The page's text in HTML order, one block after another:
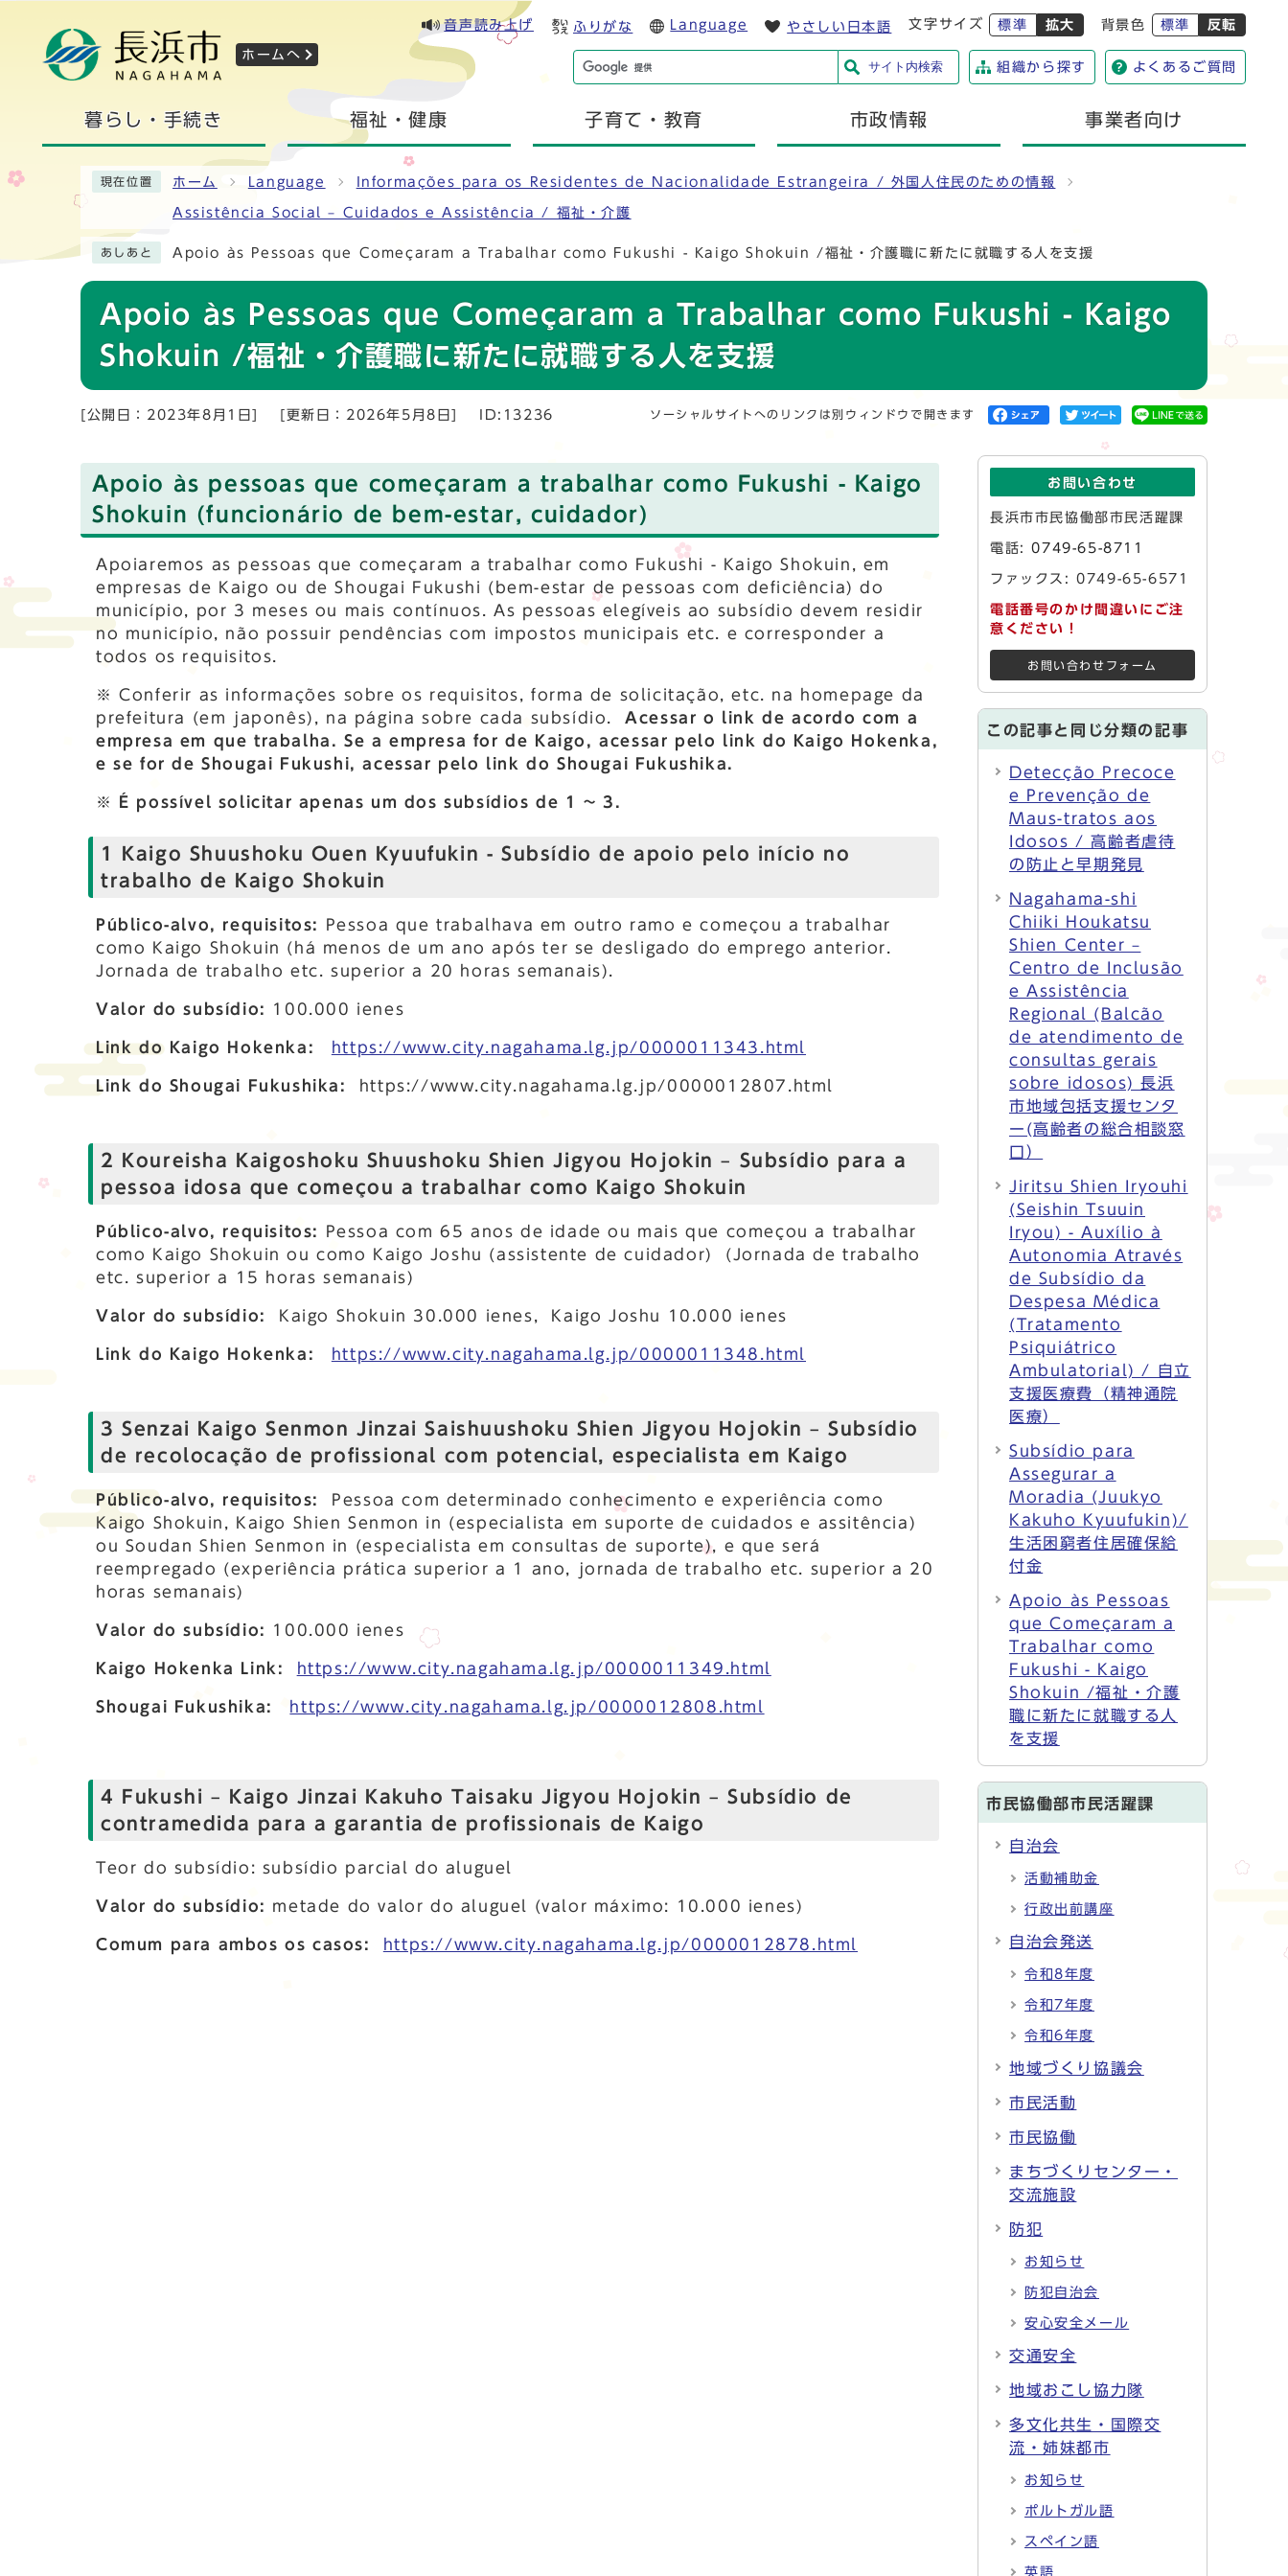
ホームへ
音声読み上げ ふりがな Language やさしい日本語 文字サイズ 標準 拡大 背景色 標準 反転
サイト内検索 組織から探す よくあるご質問
暮らし・手続き 福祉・健康 子育て・教育 市政情報 事業者向け
現在位置 ホーム Language Informações para os Residentes de Nacionalidade Estrangeira / 外国人住民のための情報
Assistência Social – Cuidados e Assistência / 福祉・介護
あしあと Apoio às Pessoas que Começaram a Trabalhar como Fukushi - Kaigo Shokuin /福祉・介護職に新たに就職する人を支援
Apoio às Pessoas que Começaram a Trabalhar como Fukushi - Kaigo
Shokuin /福祉・介護職に新たに就職する人を支援
[公開日：2023年8月1日] [更新日：2026年5月8日] ID:13236 ソーシャルサイトへのリンクは別ウィンドウで開きます
Apoio às pessoas que começaram a trabalhar como Fukushi - Kaigo
Shokuin (funcionário de bem-estar, cuidador)
Apoiaremos as pessoas que começaram a trabalhar como Fukushi - Kaigo Shokuin, em
empresas de Kaigo ou de Shougai Fukushi (bem-estar de pessoas com deficiência) do
município, por 3 meses ou mais contínuos. As pessoas elegíveis ao subsídio devem residir
no município, não possuir pendências com impostos municipais etc. e corresponder a
todos os requisitos.
※ Conferir as informações sobre os requisitos, forma de solicitação, etc. na homepage da
prefeitura (em japonês), na página sobre cada subsídio. Acessar o link de acordo com a
empresa em que trabalha. Se a empresa for de Kaigo, acessar pelo link do Kaigo Hokenka,
e se for de Shougai Fukushi, acessar pelo link do Shougai Fukushika.
※ É possível solicitar apenas um dos subsídios de 1 ~ 3.
1 Kaigo Shuushoku Ouen Kyuufukin - Subsídio de apoio pelo início no
trabalho de Kaigo Shokuin
Público-alvo, requisitos:
Pessoa que trabalhava em outro ramo e começou a trabalhar
como Kaigo Shokuin (há menos de um ano após ter se desligado do emprego anterior.
Jornada de trabalho etc. superior a 20 horas semanais).
Valor do subsídio: 100.000 ienes
Link do Kaigo Hokenka: https://www.city.nagahama.lg.jp/0000011343.html
Link do Shougai Fukushika: https://www.city.nagahama.lg.jp/0000012807.html
2 Koureisha Kaigoshoku Shuushoku Shien Jigyou Hojokin – Subsídio para a
pessoa idosa que começou a trabalhar como Kaigo Shokuin
Público-alvo, requisitos:
Pessoa com 65 anos de idade ou mais que começou a trabalhar
como Kaigo Shokuin ou como Kaigo Joshu (assistente de cuidador) (Jornada de trabalho
etc. superior a 15 horas semanais)
Valor do subsídio: Kaigo Shokuin 30.000 ienes, Kaigo Joshu 10.000 ienes
Link do Kaigo Hokenka: https://www.city.nagahama.lg.jp/0000011348.html
3 Senzai Kaigo Senmon Jinzai Saishuushoku Shien Jigyou Hojokin – Subsídio
de recolocação de profissional com potencial, especialista em Kaigo
Público-alvo, requisitos:
Pessoa com determinado conhecimento e experiência como
Kaigo Shokuin, Kaigo Shien Senmon in (especialista em suporte de cuidados e assitência)
ou Soudan Shien Senmon in (especialista em consultas de suporte), e que será
reempregado (experiência prática superior a 1 ano, jornada de trabalho etc. superior a 20
horas semanais)
Valor do subsídio: 100.000 ienes
Kaigo Hokenka Link: https://www.city.nagahama.lg.jp/0000011349.html
Shougai Fukushika: https://www.city.nagahama.lg.jp/0000012808.html
4 Fukushi – Kaigo Jinzai Kakuho Taisaku Jigyou Hojokin – Subsídio de
contramedida para a garantia de profissionais de Kaigo
Teor do subsídio: subsídio parcial do aluguel
Valor do subsídio: metade do valor do aluguel (valor máximo: 10.000 ienes)
Comum para ambos os casos: https://www.city.nagahama.lg.jp/0000012878.html
お問い合わせ
長浜市市民協働部市民活躍課
電話:0749-65-8711
ファックス: 0749-65-6571
電話番号のかけ間違いにご注
意ください！
お問い合わせフォーム
この記事と同じ分類の記事
Detecção Precoce
e Prevenção de
Maus-tratos aos
Idosos / 高齢者虐待
の防止と早期発見
Nagahama-shi
Chiiki Houkatsu
Shien Center –
Centro de Inclusão
e Assistência
Regional (Balcão
de atendimento de
consultas gerais
sobre idosos) 長浜
市地域包括支援センタ
ー(高齢者の総合相談窓
口）
Jiritsu Shien Iryouhi
(Seishin Tsuuin
Iryou) - Auxílio à
Autonomia Através
de Subsídio da
Despesa Médica
(Tratamento
Psiquiátrico
Ambulatorial) / 自立
支援医療費（精神通院
医療）
Subsídio para
Assegurar a
Moradia (Juukyo
Kakuho Kyuufukin)/
生活困窮者住居確保給
付金
Apoio às Pessoas
que Começaram a
Trabalhar como
Fukushi - Kaigo
Shokuin /福祉・介護
職に新たに就職する人
を支援
市民協働部市民活躍課
自治会
活動補助金
行政出前講座
自治会発送
令和8年度
令和7年度
令和6年度
地域づくり協議会
市民活動
市民協働
まちづくりセンター・
交流施設
防犯
お知らせ
防犯自治会
安心安全メール
交通安全
地域おこし協力隊
多文化共生・国際交
流・姉妹都市
お知らせ
ポルトガル語
スペイン語
英語